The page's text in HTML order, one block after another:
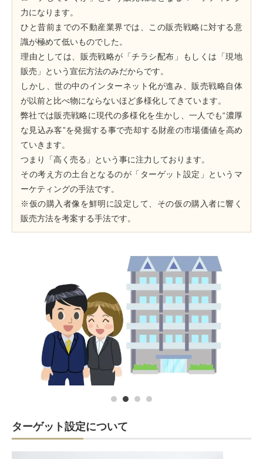
力になります。
ひと昔前までの不動産業界では、この販売戦略に対する意
識が極めて低いものでした。
理由としては、販売戦略が「チラシ配布」もしくは「現地
販売」という宣伝方法のみだからです。
しかし、世の中のインターネット化が進み、販売戦略自体
が以前と比べ物にならないほど多様化してきています。
弊社では販売戦略に現代の多様化を生かし、一人でも“濃厚
な見込み客”を発掘する事で売却する財産の市場価値を高め
ていきます。
つまり「高く売る」という事に注力しております。
その考え方の土台となるのが「ターゲット設定」というマ
ーケティングの手法です。
※仮の購入者像を鮮明に設定して、その仮の購入者に響く
販売方法を考案する手法です。
ターゲット設定について